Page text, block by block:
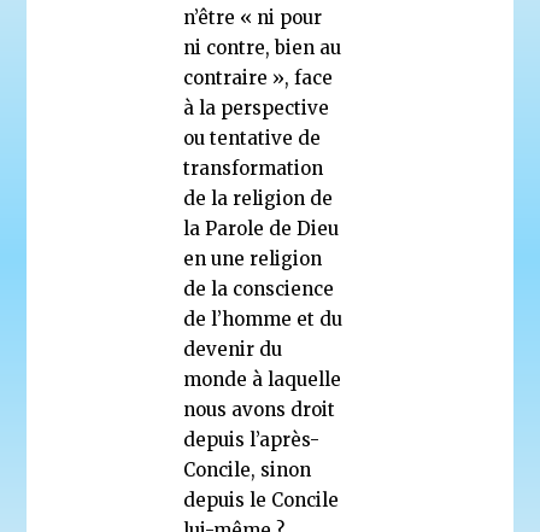
n’être « ni pour
ni contre, bien au
contraire », face
à la perspective
ou tentative de
transformation
de la religion de
la Parole de Dieu
en une religion
de la conscience
de l’homme et du
devenir du
monde à laquelle
nous avons droit
depuis l’après-
Concile, sinon
depuis le Concile